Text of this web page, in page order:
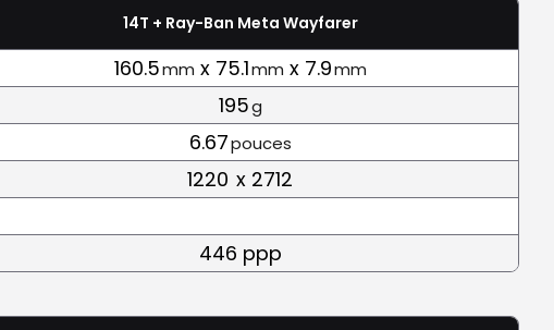
14T + Ray-Ban Meta Wayfarer
160.5mm x 75.1mm x 7.9mm
195g
6.67pouces
1220 x 2712
446 ppp